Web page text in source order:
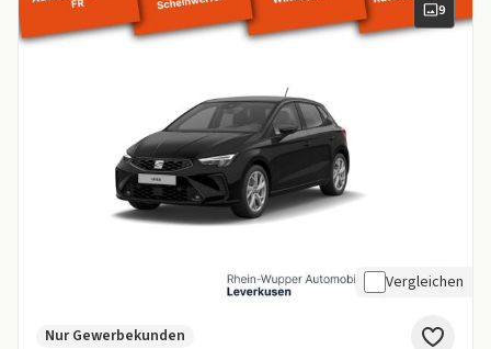
9
Vergleichen
Nur Gewerbekunden